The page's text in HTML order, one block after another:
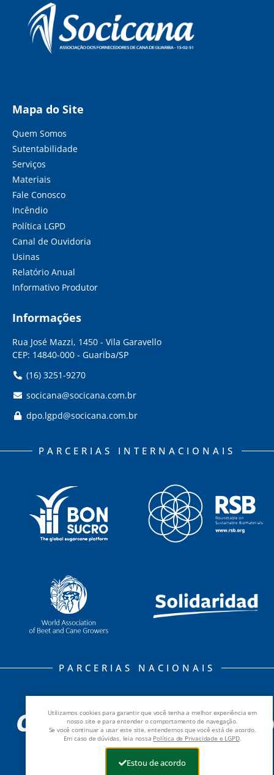
Mapa do Site
Quem Somos
Sutentabilidade
Serviços
Materiais
Fale Conosco
Incêndio
Política LGPD
Canal de Ouvidoria
Usinas
Relatório Anual
Informativo Produtor
Informações
Rua José Mazzi, 1450 - Vila Garavello
CEP: 14840-000 - Guariba/SP
(16) 3251-9270
socicana@socicana.com.br
dpo.lgpd@socicana.com.br
PARCERIAS INTERNACIONAIS
PARCERIAS NACIONAIS
Utilizamos cookies para garantir que você tenha a melhor experiência em
nosso site e para entender o comportamento de navegação.
Se você continuar a usar este site, entendemos que você está de acordo.
Em caso de dúvidas, leia nossa Política de Privacidade e LGPD.
Estou de acordo